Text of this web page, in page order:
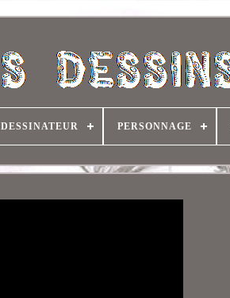
DESSINATEUR PERSONNAGE